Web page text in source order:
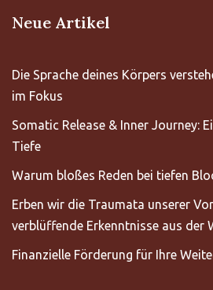
Neue Artikel
Die Sprache deines Körpers
im Fokus
Somatic Release & Inner Journey:
Tiefe
Warum bloßes Reden bei tiefen
Erben wir die Traumata unserer
verblüffende Erkenntnisse aus der
Finanzielle Förderung für Ihre